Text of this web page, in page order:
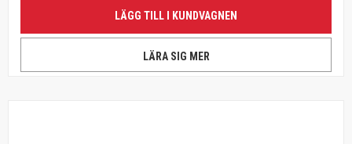
LÄGG TILL I KUNDVAGNEN
LÄRA SIG MER